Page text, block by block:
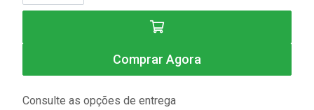
Comprar Agora
Consulte as opções de entrega